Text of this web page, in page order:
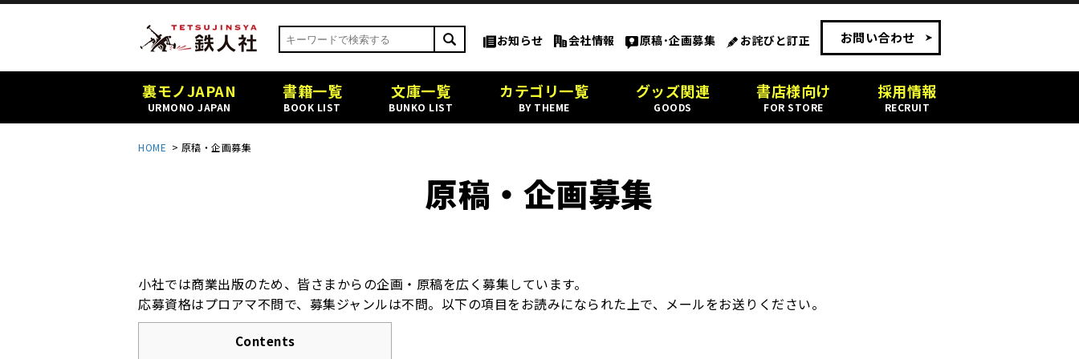
お知らせ 会社情報 原稿･企画募集 お詫びと訂正 お問い合わせ
裏モノJAPAN
URMONO JAPAN
書籍一覧
BOOK LIST
文庫一覧
BUNKO LIST
カテゴリ一覧
BY THEME
グッズ関連
GOODS
書店様向け
FOR STORE
採用情報
RECRUIT
HOME > 原稿・企画募集
原稿・企画募集
小社では商業出版のため、皆さまからの企画・原稿を広く募集しています。
応募資格はプロアマ不問で、募集ジャンルは不問。以下の項目をお読みになられた上で、メールをお送りください。
Contents